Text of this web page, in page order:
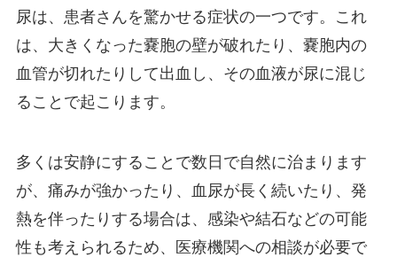
尿は、患者さんを驚かせる症状の一つです。これ
は、大きくなった嚢胞の壁が破れたり、嚢胞内の
血管が切れたりして出血し、その血液が尿に混じ
ることで起こります。
多くは安静にすることで数日で自然に治まります
が、痛みが強かったり、血尿が長く続いたり、発
熱を伴ったりする場合は、感染や結石などの可能
性も考えられるため、医療機関への相談が必要で